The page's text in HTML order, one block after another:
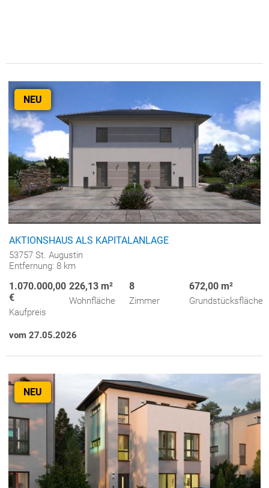
NEU
AKTIONSHAUS ALS KAPITALANLAGE
53757 St. Augustin
Entfernung: 8 km
1.070.000,00
€
Kaufpreis
226,13 m²
Wohnfläche
8
Zimmer
672,00 m²
Grundstücksfläche
vom 27.05.2026
NEU